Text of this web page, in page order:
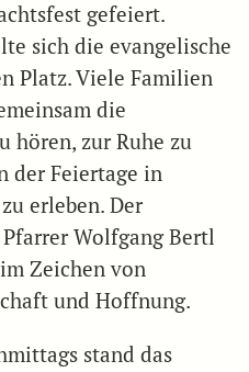
gefeiert.
sich die evangelische
Platz. Viele Familien
die
hören, zur Ruhe zu
der Feiertage in
erleben. Der
Wolfgang Bertl
Zeichen von
und Hoffnung.
stand das